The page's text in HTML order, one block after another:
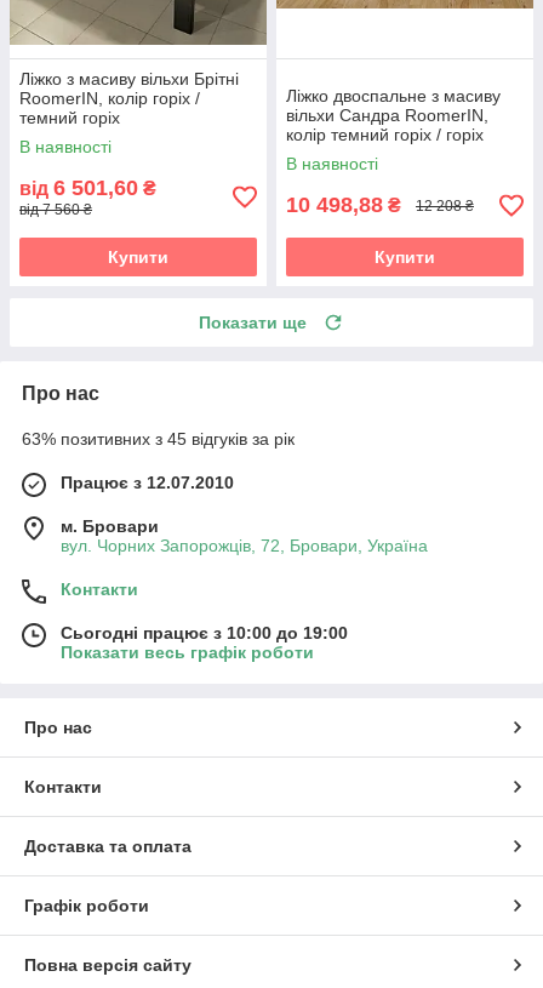
Ліжко з масиву вільхи Брітні
RoomerIN, колір горіх /
темний горіх
В наявності
від 6 501,60 ₴
від 7 560 ₴
Купити
Ліжко двоспальне з масиву
вільхи Сандра RoomerIN,
колір темний горіх / горіх
В наявності
10 498,88 ₴ 12 208 ₴
Купити
Показати ще
Про нас
63% позитивних з 45 відгуків за рік
Працює з 12.07.2010
м. Бровари
вул. Чорних Запорожців, 72, Бровари, Україна
Контакти
Сьогодні працює з 10:00 до 19:00
Показати весь графік роботи
Про нас
Контакти
Доставка та оплата
Графік роботи
Повна версія сайту